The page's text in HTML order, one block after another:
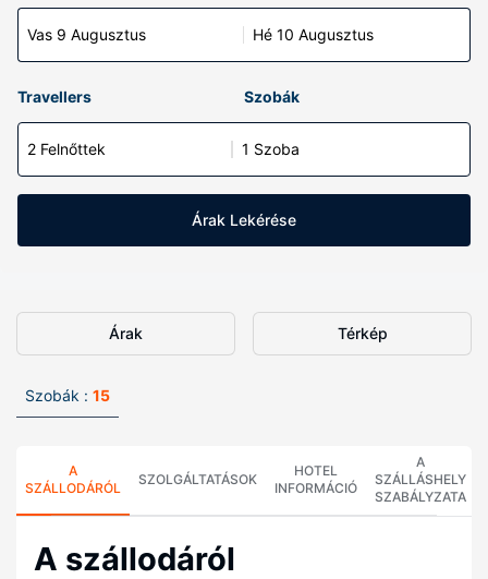
Vas 9 Augusztus Hé 10 Augusztus
Travellers Szobák
2 Felnőttek 1 Szoba
Árak Lekérése
Árak Térkép
Szobák : 15
A
SZÁLLODÁRÓL
SZOLGÁLTATÁSOK
HOTEL
INFORMÁCIÓ
A
SZÁLLÁSHELY
SZABÁLYZATA
A szállodáról